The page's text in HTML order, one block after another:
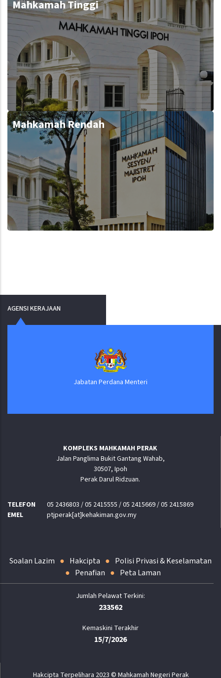
Mahkamah Tinggi
Mahkamah Rendah
AGENSI KERAJAAN
Jabatan Perdana Menteri
KOMPLEKS MAHKAMAH PERAK
Jalan Panglima Bukit Gantang Wahab,
30507, Ipoh
Perak Darul Ridzuan.
TELEFON
05 2436803 / 05 2415555 / 05 2415669 / 05 2415869
EMEL
ptjperak[at]kehakiman.gov.my
Soalan Lazim Hakcipta
Polisi Privasi & Keselamatan
Penafian
Peta Laman
233562
Kemaskini Terakhir
15/7/2026
Hakcipta Terpelihara 2023 © Mahkamah Negeri Perak